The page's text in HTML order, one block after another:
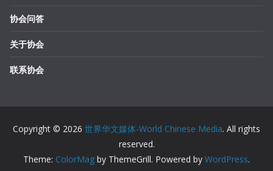
协会问答
关于协会
联系协会
Copyright © 2026 世界华文媒体-World Chinese Media. All rights
reserved.
Theme: ColorMag by ThemeGrill. Powered by WordPress.